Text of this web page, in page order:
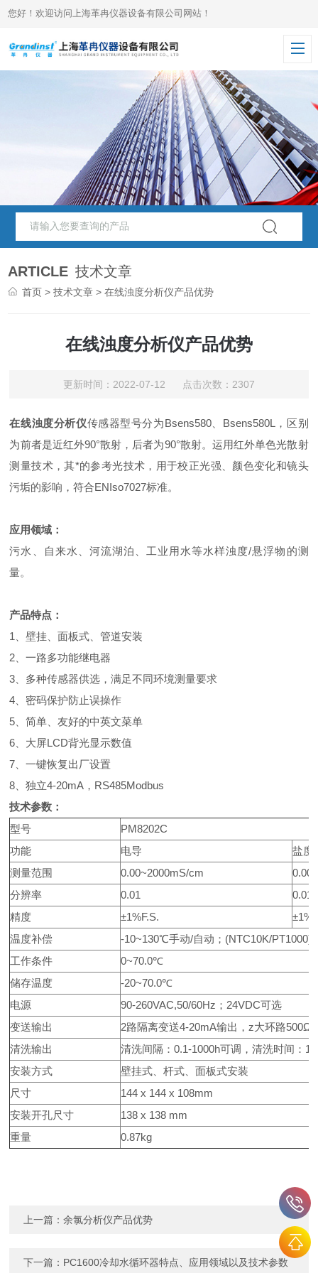
您好！欢迎访问上海革冉仪器设备有限公司网站！
ARTICLE 技术文章
首页 >技术文章 > 在线浊度分析仪产品优势
在线浊度分析仪产品优势
更新时间：2022-07-12 点击次数：2307
在线浊度分析仪传感器型号分为Bsens580、Bsens580L，区别
为前者是近红外90°散射，后者为90°散射。运用红外单色光散射
测量技术，其*的参考光技术，用于校正光强、颜色变化和镜头
污垢的影响，符合ENIso7027标准。
应用领域：
污水、自来水、河流湖泊、工业用水等水样浊度/悬浮物的测
量。
产品特点：
1、壁挂、面板式、管道安装
2、一路多功能继电器
3、多种传感器供选，满足不同环境测量要求
4、密码保护防止误操作
5、简单、友好的中英文菜单
6、大屏LCD背光显示数值
7、一键恢复出厂设置
8、独立4-20mA，RS485Modbus
技术参数：
型号
PM8202C
功能
电导
盐度
测量范围
0.00~2000mS/cm
分辨率
0.01
0.01
精度
±1%F.S.
温度补偿
-10~130℃手动/自动；(NTC10K/PT1000)
工作条件
0~70.0℃
储存温度
-20~70.0℃
电源
90-260VAC,50/60Hz；24VDC可选
变送输出
2路隔离变送4-20mA输出，z大环路500Ω
清洗输出
清洗间隔：0.1-1000h可调，清洗时间：1-
安装方式
壁挂式、杆式、面板式安装
尺寸
144 x 144 x 108mm
安装开孔尺寸
138 x 138 mm
重量
0.87kg
上一篇：余氯分析仪产品优势
下一篇： PC1600冷却水循环器特点、应用领域以及技术参数